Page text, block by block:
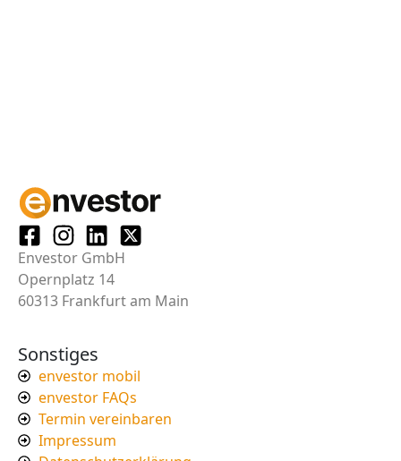
Envestor GmbH
Opernplatz 14
60313 Frankfurt am Main
Sonstiges
envestor mobil
envestor FAQs
Termin vereinbaren
Impressum